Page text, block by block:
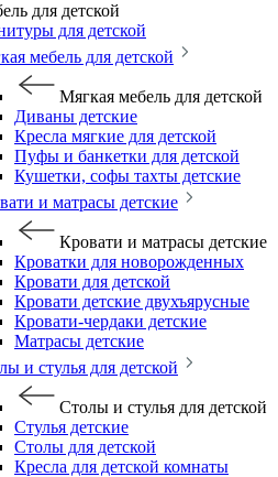
для детской
для детской
мебель для детской
Мягкая мебель для детской
Диваны детские
Кресла мягкие для детской
Пуфы и банкетки для детской
Кушетки, софы тахты детские
и матрасы детские
Кровати и матрасы детские
Кроватки для новорожденных
Кровати для детской
Кровати детские двухъярусные
Кровати-чердаки детские
Матрасы детские
и стулья для детской
Столы и стулья для детской
Стулья детские
Столы для детской
Кресла для детской комнаты